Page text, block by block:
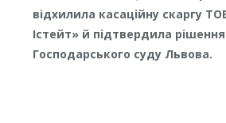
відхилила касаційну скаргу
Істейт» й підтвердила рішення
Господарського суду Львова.